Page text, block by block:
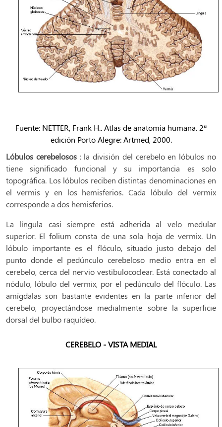
Fuente: NETTER, Frank H.. Atlas de anatomía humana. 2ª
edición Porto Alegre: Artmed, 2000.
Lóbulos cerebelosos: la división del cerebelo en lóbulos no
tiene significado funcional y su importancia es solo
topográfica. Los lóbulos reciben distintas denominaciones en
el vermis y en los hemisferios. Cada lóbulo del vermix
corresponde a dos hemisferios.
La língula casi siempre está adherida al velo medular
superior. El folium consta de una sola hoja de vermix. Un
lóbulo importante es el flóculo, situado justo debajo del
punto donde el pedúnculo cerebeloso medio entra en el
cerebelo, cerca del nervio vestibulococlear. Está conectado al
nódulo, lóbulo del vermix, por el pedúnculo del flóculo. Las
amígdalas son bastante evidentes en la parte inferior del
cerebelo, proyectándose medialmente sobre la superficie
dorsal del bulbo raquídeo.
CEREBELO - VISTA MEDIAL